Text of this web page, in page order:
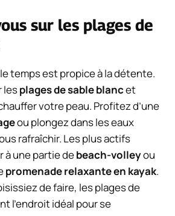
sur les plages de
temps est propice à la détente.
lesplages de sable blancet
votre peau. Profitez d’une
ou plongez dans les eaux
rafraîchir. Les plus actifs
à une partie debeach-volleyou
promenade relaxante en kayak.
de faire, les plages de
l’endroit idéal pour se